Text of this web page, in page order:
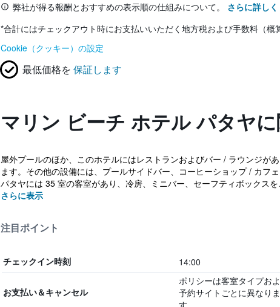
弊社が得る報酬とおすすめの表示順の仕組みについて。
さらに詳しく
*合計にはチェックアウト時にお支払いいただく地方税および手数料（概
Cookie（クッキー）の設定
最低価格を 保証します
マリン ビーチ ホテル パタヤ
屋外プールのほか、このホテルにはレストランおよびバー / ラウンジが
ます。その他の設備には、プールサイドバー、コーヒーショップ / カ
パタヤには 35 室の客室があり、冷房、ミニバー、セーフティボックス
さらに表示
注目ポイント
チェックイン時刻 14:00
お支払い＆キャンセル
ポリシーは客室タイプお
予約サイトごとに異なりま
す。